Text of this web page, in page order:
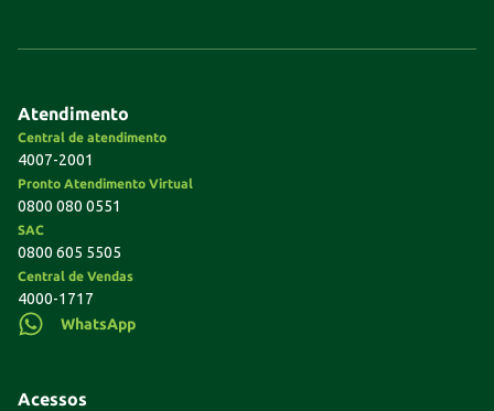
Atendimento
Central de atendimento
4007-2001
Pronto Atendimento Virtual
0800 080 0551
SAC
0800 605 5505
Central de Vendas
4000-1717
WhatsApp
Acessos